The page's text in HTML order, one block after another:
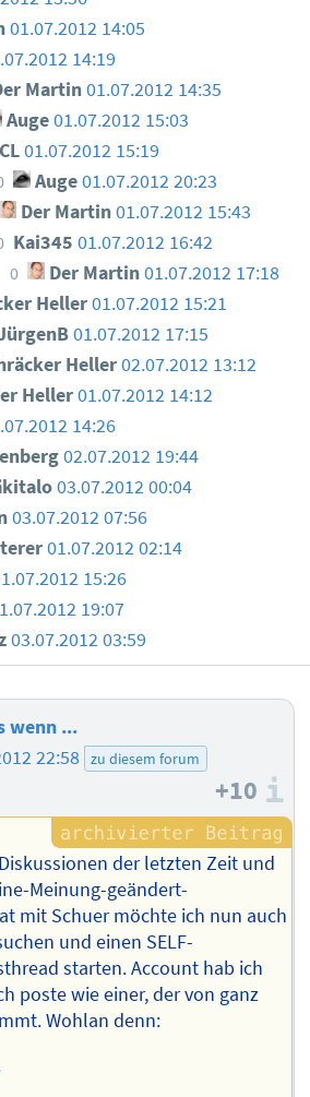
01.07.2012 14:05
14:19
Martin01.07.2012 14:35
Auge 01.07.2012 15:03
CL01.07.2012 15:19
Auge01.07.2012 20:23
Der Martin01.07.2012 15:43
Kai34501.07.2012 16:42
0 Der Martin01.07.2012 17:18
Heller01.07.2012 15:21
01.07.2012 17:15
Heller02.07.2012 13:12
Heller01.07.2012 14:12
14:26
02.07.2012 19:44
03.07.2012 00:04
03.07.2012 07:56
01.07.2012 02:14
15:26
19:07
03.07.2012 03:59
wenn ...
22:58 zu diesem forum
+10
der letzten Zeit und
Meinung-geändert-
mit Schuer möchte ich nun auch
und einen SELF-
starten. Account hab ich
poste wie einer, der von ganz
Wohlan denn: